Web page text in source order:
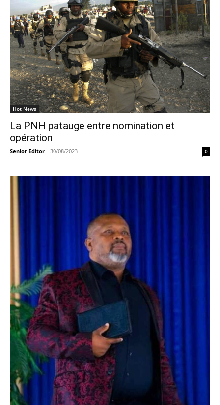
Hot News
La PNH patauge entre nomination et
opération
Senior Editor - 30/08/2023 0